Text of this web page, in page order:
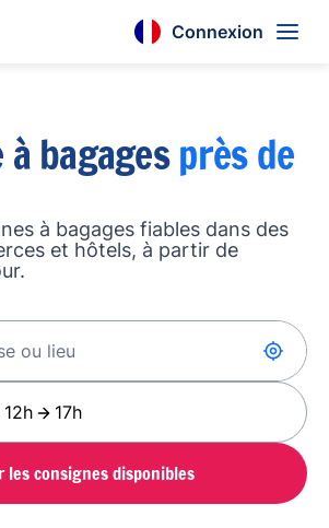
Connexion
bagagesprès de
à bagages fiables dans des
et hôtels, à partir de
17h
les consignes disponibles